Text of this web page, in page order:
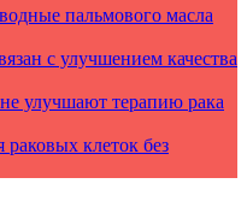
пальмового масла
с улучшением качества
улучшают терапию рака
клеток без